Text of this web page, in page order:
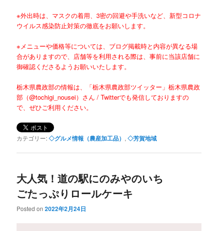
※外出時は、マスクの着用、3密の回避や手洗いなど、新型コロナ
ウイルス感染防止対策の徹底をお願いします。
※メニューや価格等については、ブログ掲載時と内容が異なる場
合がありますので、店舗等を利用される際は、事前に当該店舗に
御確認くださるようお願いいたします。
栃木県農政部の情報は、「栃木県農政部ツイッター」栃木県農政
部（@tochigi_nousei）さん / Twitterでも発信しておりますの
で、ぜひご利用ください。
カテゴリー:◇グルメ情報（農産加工品） ,◇芳賀地域
大人気！道の駅にのみやのいち
ごたっぷりロールケーキ
Posted on2022年2月24日